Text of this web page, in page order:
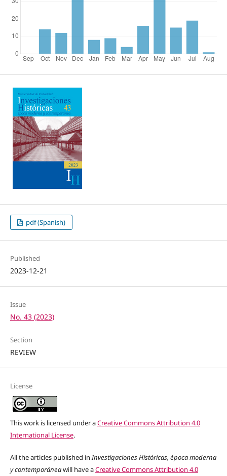
pdf (Spanish)
Published
2023-12-21
Issue
No. 43 (2023)
Section
REVIEW
License
This work is licensed under aCreative Commons Attribution 4.0
International License.
All the articles published inInvestigaciones Históricas, época moderna
y contemporáneawill have aCreative Commons Attribution 4.0